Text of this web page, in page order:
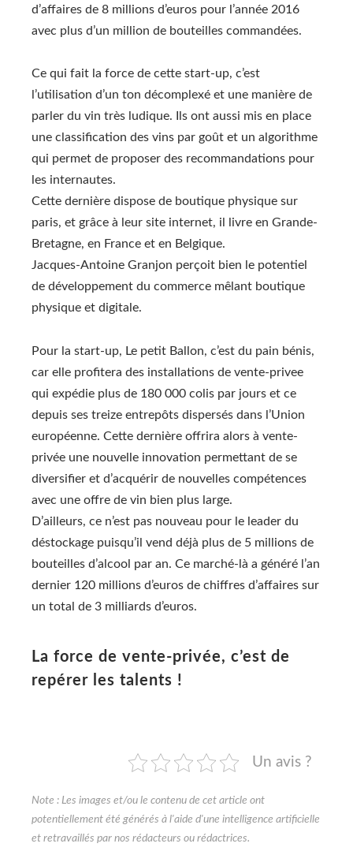
d’affaires de 8 millions d’euros pour l’année 2016
avec plus d’un million de bouteilles commandées.
Ce qui fait la force de cette start-up, c’est
l’utilisation d’un ton décomplexé et une manière de
parler du vin très ludique. Ils ont aussi mis en place
une classification des vins par goût et un algorithme
qui permet de proposer des recommandations pour
les internautes.
Cette dernière dispose de boutique physique sur
paris, et grâce à leur site internet, il livre en Grande-
Bretagne, en France et en Belgique.
Jacques-Antoine Granjon perçoit bien le potentiel
de développement du commerce mêlant boutique
physique et digitale.
Pour la start-up, Le petit Ballon, c’est du pain bénis,
car elle profitera des installations de vente-privee
qui expédie plus de 180 000 colis par jours et ce
depuis ses treize entrepôts dispersés dans l’Union
européenne. Cette dernière offrira alors à vente-
privée une nouvelle innovation permettant de se
diversifier et d’acquérir de nouvelles compétences
avec une offre de vin bien plus large.
D’ailleurs, ce n’est pas nouveau pour le leader du
déstockage puisqu’il vend déjà plus de 5 millions de
bouteilles d’alcool par an. Ce marché-là a généré l’an
dernier 120 millions d’euros de chiffres d’affaires sur
un total de 3 milliards d’euros.
La force de vente-privée, c’est de
repérer les talents !
Un avis ?